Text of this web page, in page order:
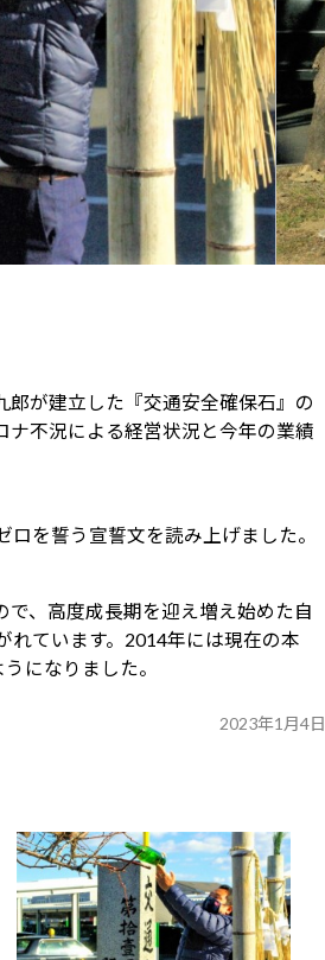
郎が建立した『交通安全確保石』の
ナ不況による経営状況と今年の業績
を誓う宣誓文を読み上げました。
、高度成長期を迎え増え始めた自
れています。2014年には現在の本
になりました。
2023年1月4日